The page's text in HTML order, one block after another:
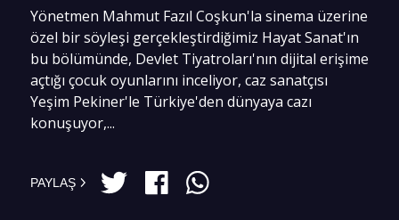
Yönetmen Mahmut Fazıl Coşkun'la sinema üzerine
özel bir söyleşi gerçekleştirdiğimiz Hayat Sanat'ın
bu bölümünde, Devlet Tiyatroları'nın dijital erişime
açtığı çocuk oyunlarını inceliyor, caz sanatçısı
Yeşim Pekiner'le Türkiye'den dünyaya cazı
konuşuyor,...
PAYLAŞ